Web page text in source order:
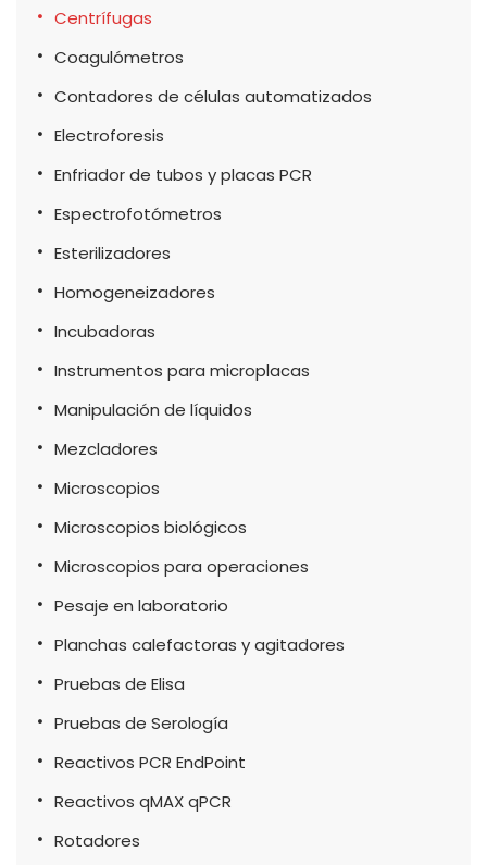
Centrífugas
Coagulómetros
Contadores de células automatizados
Electroforesis
Enfriador de tubos y placas PCR
Espectrofotómetros
Esterilizadores
Homogeneizadores
Incubadoras
Instrumentos para microplacas
Manipulación de líquidos
Mezcladores
Microscopios
Microscopios biológicos
Microscopios para operaciones
Pesaje en laboratorio
Planchas calefactoras y agitadores
Pruebas de Elisa
Pruebas de Serología
Reactivos PCR EndPoint
Reactivos qMAX qPCR
Rotadores